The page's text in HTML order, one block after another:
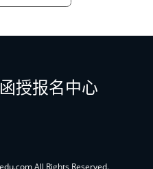
管理学原理、经济
授报名中心
All Rights Reserved.